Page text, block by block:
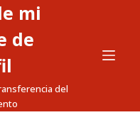
mi
de
del